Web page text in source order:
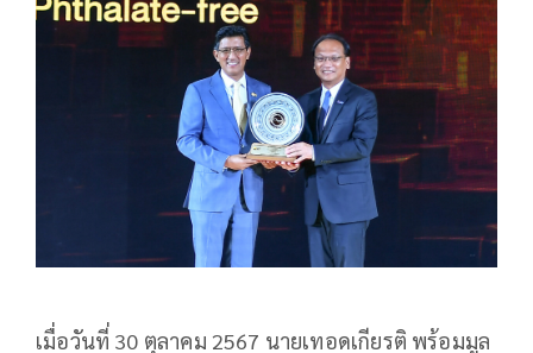
เมื่อวันที่ 30 ตุลาคม 2567 นายเทอดเกียรติ พร้อมมูล